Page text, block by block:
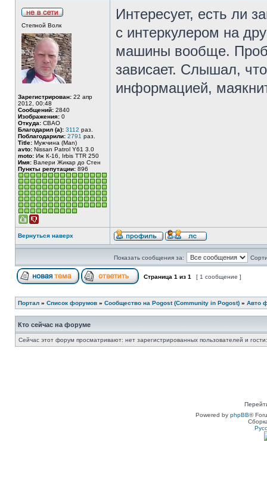
Степной Волк
Зарегистрирован: 22 апр
2012, 00:48
Сообщений: 2840
Изображения: 0
Откуда: СВАО
Благодарил (а): 3112 раз.
Поблагодарили: 2791 раз.
Title: Мужчина (Man)
avto: Nissan Patrol Y61 3.0
moto: Иж К-16, Irbis TTR 250
Имя: Валери Жикар до Стен
Пункты репутации: 896
Интересует, есть ли
с интеркулером на
машины вообще.
зависает. Слышал,
информацией,
Вернуться наверх
Показать сообщения за:
Страница 1 из 1 [ 1 сообщение ]
Портал » Список форумов » Сообщество на Pogost (Community in Pogost) » Авто
Кто сейчас на форуме
Сейчас этот форум просматривают: нет зарегистрированных пользователей и
Powered by phpBB®